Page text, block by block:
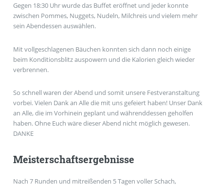
Gegen 18:30 Uhr wurde das Buffet eröffnet und jeder konnte
zwischen Pommes, Nuggets, Nudeln, Milchreis und vielem mehr
sein Abendessen auswählen.
Mit vollgeschlagenen Bäuchen konnten sich dann noch einige
beim Konditionsblitz auspowern und die Kalorien gleich wieder
verbrennen.
So schnell waren der Abend und somit unsere Festveranstaltung
vorbei. Vielen Dank an Alle die mit uns gefeiert haben! Unser Dank
an Alle, die im Vorhinein geplant und währenddessen geholfen
haben. Ohne Euch wäre dieser Abend nicht möglich gewesen.
DANKE
Meisterschaftsergebnisse
Nach 7 Runden und mitreißenden 5 Tagen voller Schach,